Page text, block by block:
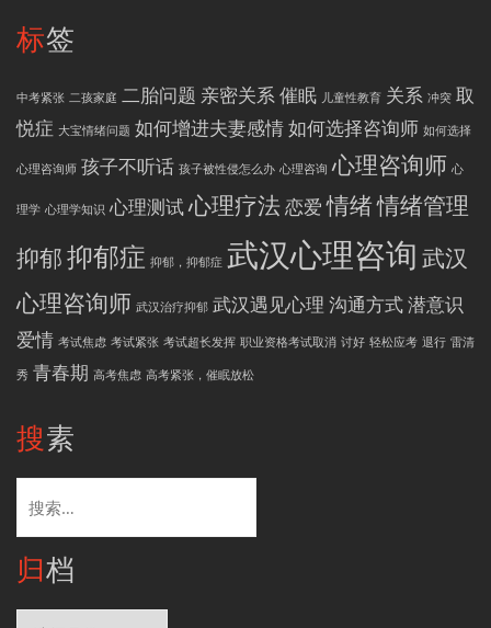
标签
中考紧张 二孩家庭 二胎问题 亲密关系催眠 儿童性教育 关系 冲突 取
悦症 大宝情绪问题 如何增进夫妻感情如何选择咨询师 如何选择
心理咨询师 孩子不听话 孩子被性侵怎么办 心理咨询 心理咨询师 心
理学 心理学知识 心理测试心理疗法恋爱 情绪情绪管理
抑郁抑郁症 抑郁，抑郁症 武汉心理咨询 武汉
心理咨询师 武汉治疗抑郁 武汉遇见心理 沟通方式潜意识
爱情 考试焦虑 考试紧张 考试超长发挥 职业资格考试取消 讨好 轻松应考 退行 雷清
秀 青春期 高考焦虑 高考紧张，催眠放松
搜素
索：
归档